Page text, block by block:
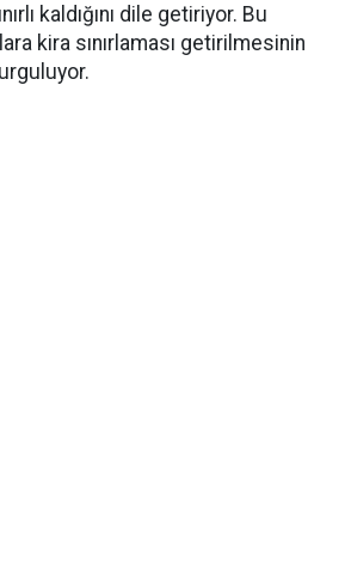
kaldığını dile getiriyor. Bu
kira sınırlaması getirilmesinin